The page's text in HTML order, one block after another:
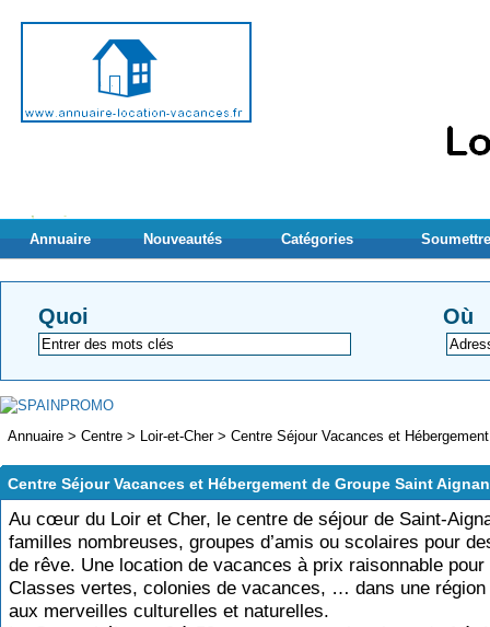
Annuaire Nouveautés Catégories
Quoi Où
Annuaire > Centre > Loir-et-Cher> Centre Séjour Vacances et
Centre Séjour Vacances et Hébergement de Groupe Saint
Au cœur du Loir et Cher, le centre de séjour de Saint-
familles nombreuses, groupes d’amis ou scolaires pour
de rêve. Une location de vacances à prix raisonnable pour
Classes vertes, colonies de vacances, … dans une région
aux merveilles culturelles et naturelles.